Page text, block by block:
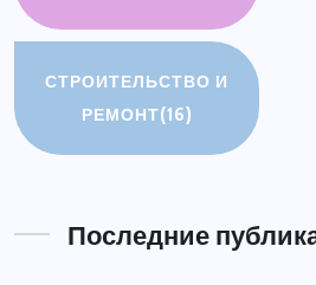
СТРОИТЕЛЬСТВО И
РЕМОНТ(16)
Последние